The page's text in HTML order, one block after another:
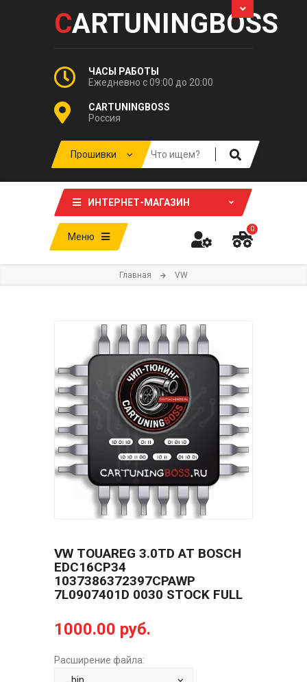
CARTUNINGBOSS
ЧАСЫ РАБОТЫ
Ежедневно с 09:00 до 20:00
CARTUNINGBOSS
Россия
ИНТЕРНЕТ-МАГАЗИН
Меню
0
Главная VW
VW TOUAREG 3.0TD AT BOSCH
EDC16CP34
1037386372397CPAWP
7L0907401D 0030 STOCK FULL
1000.00 руб.
Расширение файла: